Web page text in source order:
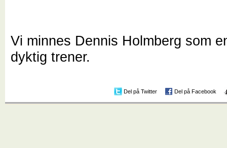
Vi minnes Dennis Holmberg som
dyktig trener.
Del på Twitter Del på Facebook